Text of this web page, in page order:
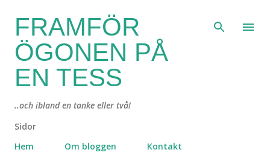
Fortsätt till huvudinnehåll
FRAMFÖR
ÖGONEN PÅ
EN TESS
..och ibland en tanke eller två!
Sidor
Hem
Om bloggen Kontakt